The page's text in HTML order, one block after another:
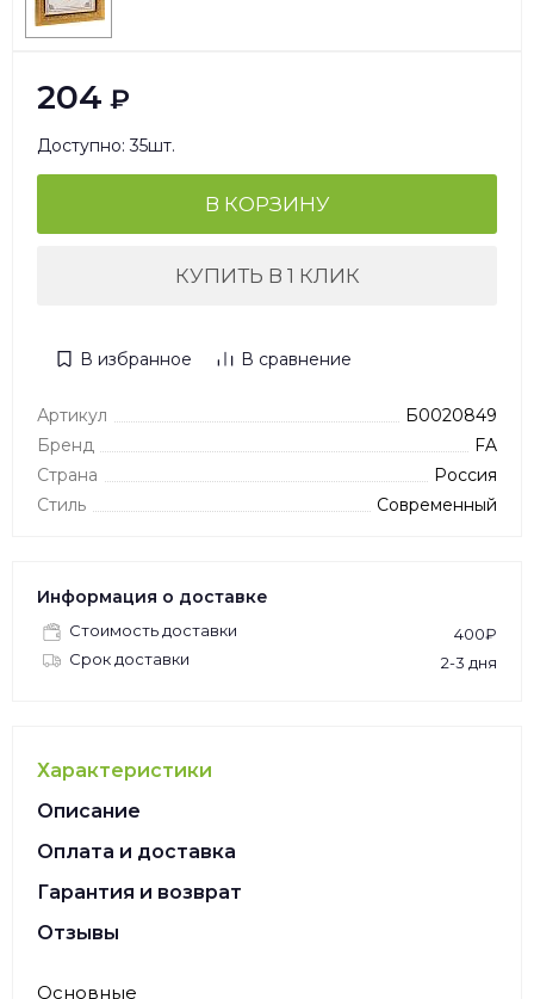
204 ₽
Доступно: 35шт.
В КОРЗИНУ
КУПИТЬ В 1 КЛИК
В избранное В сравнение
Артикул
Б0020849
Бренд
FA
Страна
Россия
Стиль
Современный
Информация о доставке
Стоимость доставки
400₽
Срок доставки
2-3 дня
Характеристики
Описание
Оплата и доставка
Гарантия и возврат
Отзывы
Основные